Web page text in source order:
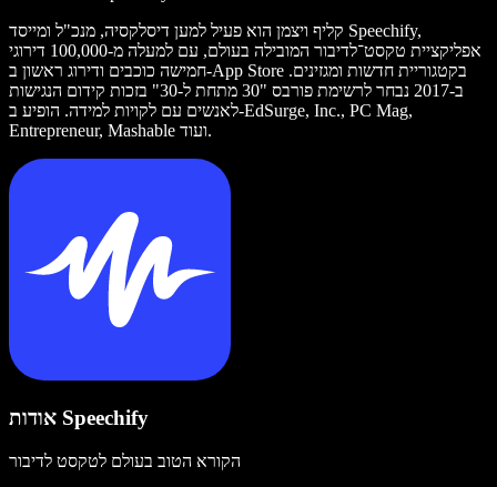
קליף ויצמן הוא פעיל למען דיסלקסיה, מנכ"ל ומייסד Speechify,
אפליקציית טקסט־לדיבור המובילה בעולם, עם למעלה מ-100,000 דירוגי
חמישה כוכבים ודירוג ראשון ב-App Store בקטגוריית חדשות ומגזינים.
ב-2017 נבחר לרשימת פורבס "30 מתחת ל-30" בזכות קידום הנגישות
לאנשים עם לקויות למידה. הופיע ב-EdSurge, Inc., PC Mag,
Entrepreneur, Mashable ועוד.
אודות Speechify
הקורא הטוב בעולם לטקסט לדיבור